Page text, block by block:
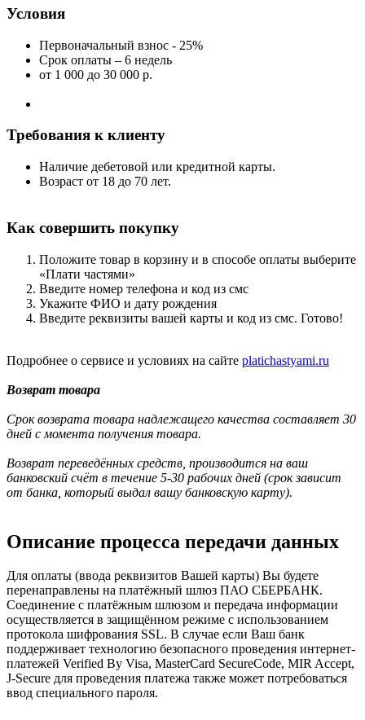
Условия
Первоначальный взнос - 25%
Срок оплаты – 6 недель
от 1 000 до 30 000 р.
Требования к клиенту
Наличие дебетовой или кредитной карты.
Возраст от 18 до 70 лет.
Как совершить покупку
Положите товар в корзину и в способе оплаты выберите
«Плати частями»
Введите номер телефона и код из смс
Укажите ФИО и дату рождения
Введите реквизиты вашей карты и код из смс. Готово!
Подробнее о сервисе и условиях на сайте platichastyami.ru
Возврат товара
Срок возврата товара надлежащего качества составляет 30
дней с момента получения товара.
Возврат переведённых средств, производится на ваш
банковский счёт в течение 5-30 рабочих дней (срок зависит
от банка, который выдал вашу банковскую карту).
Описание процесса передачи данных
Для оплаты (ввода реквизитов Вашей карты) Вы будете
перенаправлены на платёжный шлюз ПАО СБЕРБАНК.
Соединение с платёжным шлюзом и передача информации
осуществляется в защищённом режиме с использованием
протокола шифрования SSL. В случае если Ваш банк
поддерживает технологию безопасного проведения интернет-
платежей Verified By Visa, MasterCard SecureCode, MIR Accept,
J-Secure для проведения платежа также может потребоваться
ввод специального пароля.